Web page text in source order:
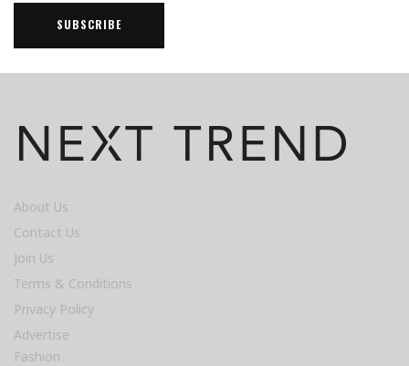
About Us
Contact Us
Join Us
Terms & Conditions
Privacy Policy
Advertise
Fashion